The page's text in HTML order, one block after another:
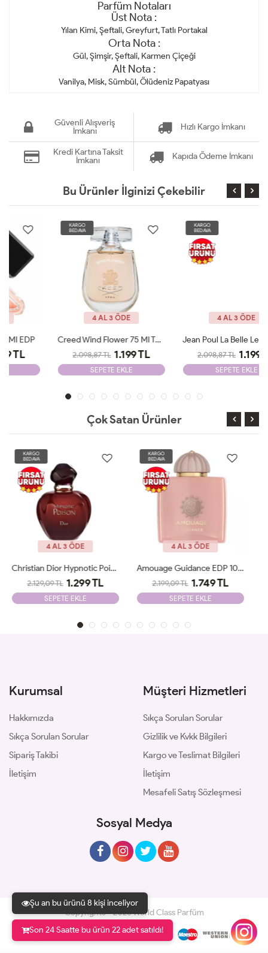
Parfüm Notaları
Üst Nota :
Yılan Kimi, Şeftali, Greyfurt, Tatlı Portakal
Orta Nota :
Gül, Şimşir, Şeftali, Karmen Çiçeği
Alt Nota :
Vanilya, Misk, Sümbül, Ölüdeniz Papatyası
Güvenli Alışveriş
İmkanı
Hızlı Kargo İmkanı
Kredi Kartına Taksit
İmkanı
Kapıda Ödeme İmkanı
Şu an bu ürünü 8 kişi inceliyor
Son 24 Saatte bu ürün 22 adet satıldı!
Bu Ürünler İlginizi Çekebilir
KARGO
BEDAVA
Creed Wind Flower 75 Ml Tester
1.199 TL
SEPETE EKLE
KARGO
BEDAVA
Jean Poul La Belle Le Parfum Edp 100 ML Woman Tester
1.199 TL
SEPETE EKLE
Çok Satan Ürünler
KARGO
BEDAVA
4 AL 3 ÖDE
2.199,09 TL 1.749 TL
SEPETE EKLE
KARGO
BEDAVA
YENİ
4 AL 3 ÖDE
Yves Saint Laurent Libre İntence Edp 90 Ml Tester
2.099,09 TL 1.249 TL
SEPETE EKLE
Kurumsal
Hakkımızda
Sıkça Sorulan Sorular
Sipariş Takibi
İletişim
Müşteri Hizmetleri
Sıkça Sorulan Sorular
Gizlilik ve Kvkk Bilgileri
Kargo ve Teslimat Bilgileri
İletişim
Mesafeli Satış Sözleşmesi
Sosyal Medya
Copyrights © 2026 World Class Parfüm